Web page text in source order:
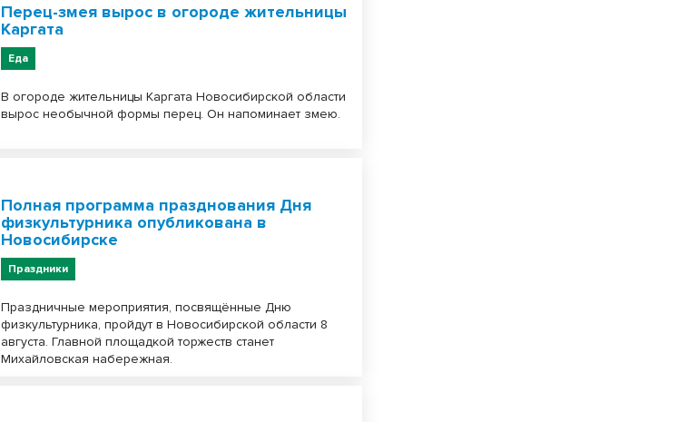
Перец-змея вырос в огороде жительницы
Каргата
Еда
В огороде жительницы Каргата Новосибирской области
вырос необычной формы перец. Он напоминает змею.
Полная программа празднования Дня
физкультурника опубликована в
Новосибирске
Праздники
Праздничные мероприятия, посвящённые Дню
физкультурника, пройдут в Новосибирской области 8
августа. Главной площадкой торжеств станет
Михайловская набережная.